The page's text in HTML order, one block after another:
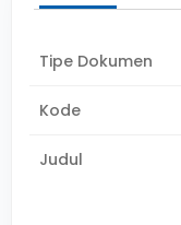
Tipe Dokumen
Kode
Judul